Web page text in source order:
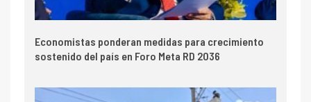
Economistas ponderan medidas para crecimiento
sostenido del país en Foro Meta RD 2036